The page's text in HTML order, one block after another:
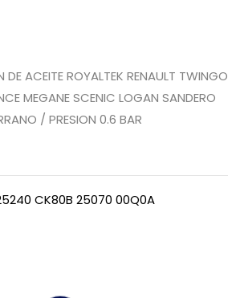
DE ACEITE ROYALTEK RENAULT TWINGO
MEGANE SCENIC LOGAN SANDERO
/ PRESION 0.6 BAR
CK80B 25070 00Q0A